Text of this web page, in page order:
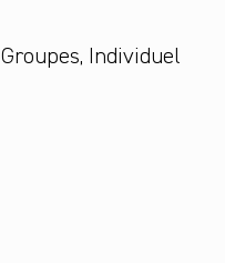
Groupes, Individuel